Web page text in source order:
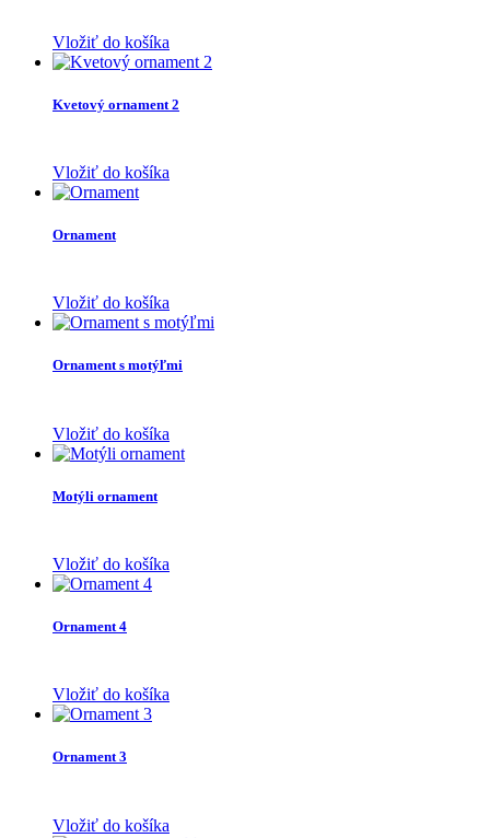
Vložiť do košíka
Kvetový ornament 2
Vložiť do košíka
Ornament
Vložiť do košíka
Ornament s motýľmi
Vložiť do košíka
Motýli ornament
Vložiť do košíka
Ornament 4
Vložiť do košíka
Ornament 3
Vložiť do košíka